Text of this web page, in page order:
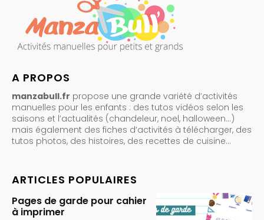
A PROPOS
manzabull.fr propose une grande variété d’activités
manuelles pour les enfants : des tutos vidéos selon les
saisons et l’actualités (chandeleur, noel, halloween…)
mais également des fiches d’activités à télécharger, des
tutos photos, des histoires, des recettes de cuisine…
ARTICLES POPULAIRES
Pages de garde pour cahier
à imprimer